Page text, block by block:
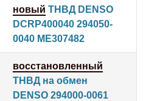
новый ТНВД DENSO
DCRP400040 294050-
0040 ME307482
восстановленный
ТНВД на обмен
DENSO 294000-0061